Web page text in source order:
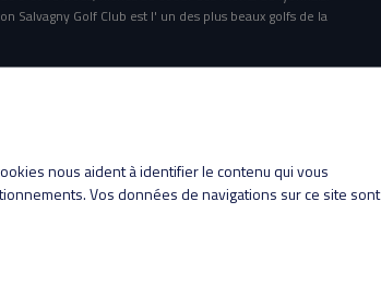
Salvagny Golf Club est l' un des plus beaux golfs de la
Salvagny golf club
nous aident à identifier le contenu qui vous
Vos données de navigations sur ce site sont